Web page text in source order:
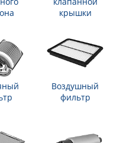
крышки
Воздушный
фильтр